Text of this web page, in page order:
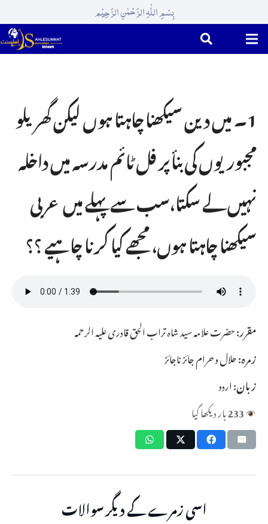
بِسْمِ اللّٰہِ الرَّحْمٰنِ الرَّحِیْم
1۔ میں دین سیکھنا چاہتا ہوں لیکن گھریلو
مجبوریوں کی بنأ پر فل ٹائم مدرسہ میں داخلہ
نہیں لے سکتا،سب سے پہلے میں عربی
سیکھنا چاہتا ہوں، مجھے کیا کرنا چاہیے ؟؟
مقرر:حضرت علامہ سید شاہ تراب الحق قادری علیہ الرحمہ
زمرہ:حلال و حرام جائز ناجائز
زبان:اردو
233بار دیکھا گیا
اسی زمرے کے دیگر سوالات